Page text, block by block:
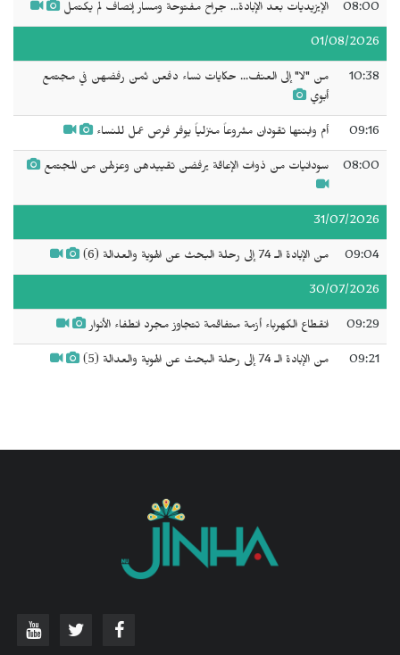
08:00 الإيزيديات بعد الإبادة... جراح مفتوحة ومسار إنصاف لم يكتمل
01/08/2026
10:38
من "لا" إلى العنف... حكايات نساء دفعن ثمن رفضهن في مجتمع
أبوي
09:16 أم وابنتها تقودان مشروعاً منزلياً يوفر فرص عمل للنساء
08:00 سودانيات من ذوات الإعاقة يرفضن تقييدهن وعزلهن من المجتمع
31/07/2026
09:04 من الإبادة الـ 74 إلى رحلة البحث عن الهوية والعدالة (6)
30/07/2026
09:29 انقطاع الكهرباء أزمة متفاقمة تتجاوز مجرد انطفاء الأنوار
09:21 من الإبادة الـ 74 إلى رحلة البحث عن الهوية والعدالة (5)